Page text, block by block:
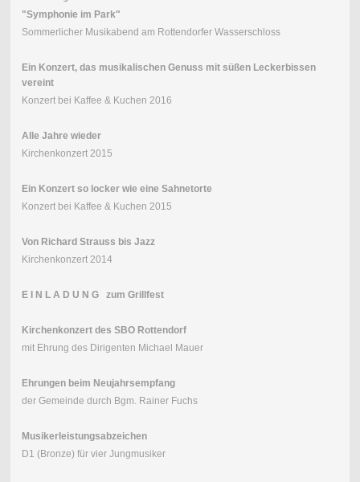
"Symphonie im Park"
Sommerlicher Musikabend am Rottendorfer Wasserschloss
Ein Konzert, das musikalischen Genuss mit süßen Leckerbissen
vereint
Konzert bei Kaffee & Kuchen 2016
Alle Jahre wieder
Kirchenkonzert 2015
Ein Konzert so locker wie eine Sahnetorte
Konzert bei Kaffee & Kuchen 2015
Von Richard Strauss bis Jazz
Kirchenkonzert 2014
E I N L A D U N G zum Grillfest
Kirchenkonzert des SBO Rottendorf
mit Ehrung des Dirigenten Michael Mauer
Ehrungen beim Neujahrsempfang
der Gemeinde durch Bgm. Rainer Fuchs
Musikerleistungsabzeichen
D1 (Bronze) für vier Jungmusiker